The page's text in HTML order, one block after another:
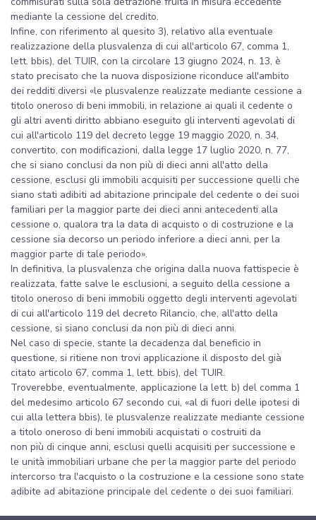
mediante la cessione del credito.
Infine, con riferimento al quesito 3), relativo alla eventuale
realizzazione della plusvalenza di cui all'articolo 67, comma 1,
lett. bbis), del TUIR, con la circolare 13 giugno 2024, n. 13, è
stato precisato che la nuova disposizione riconduce all'ambito
dei redditi diversi «le plusvalenze realizzate mediante cessione a
titolo oneroso di beni immobili, in relazione ai quali il cedente o
gli altri aventi diritto abbiano eseguito gli interventi agevolati di
cui all'articolo 119 del decreto legge 19 maggio 2020, n. 34,
convertito, con modificazioni, dalla legge 17 luglio 2020, n. 77,
che si siano conclusi da non più di dieci anni all'atto della
cessione, esclusi gli immobili acquisiti per successione quelli che
siano stati adibiti ad abitazione principale del cedente o dei suoi
familiari per la maggior parte dei dieci anni antecedenti alla
cessione o, qualora tra la data di acquisto o di costruzione e la
cessione sia decorso un periodo inferiore a dieci anni, per la
maggior parte di tale periodo».
In definitiva, la plusvalenza che origina dalla nuova fattispecie è
realizzata, fatte salve le esclusioni, a seguito della cessione a
titolo oneroso di beni immobili oggetto degli interventi agevolati
di cui all'articolo 119 del decreto Rilancio, che, all'atto della
cessione, si siano conclusi da non più di dieci anni.
Nel caso di specie, stante la decadenza dal beneficio in
questione, si ritiene non trovi applicazione il disposto del già
citato articolo 67, comma 1, lett. bbis), del TUIR.
Troverebbe, eventualmente, applicazione la lett. b) del comma 1
del medesimo articolo 67 secondo cui, «al di fuori delle ipotesi di
cui alla lettera bbis), le plusvalenze realizzate mediante cessione
a titolo oneroso di beni immobili acquistati o costruiti da
non più di cinque anni, esclusi quelli acquisiti per successione e
le unità immobiliari urbane che per la maggior parte del periodo
intercorso tra l'acquisto o la costruzione e la cessione sono state
adibite ad abitazione principale del cedente o dei suoi familiari.